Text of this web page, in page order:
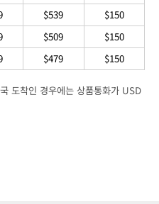
$539
$509
$479
$150
$150
$150
도착인 경우에는 상품통화가 USD